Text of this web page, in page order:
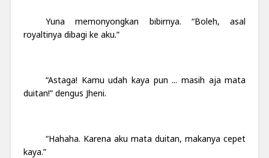
Yuna memonyongkan bibirnya. “Boleh, asal
royaltinya dibagi ke aku.”
“Astaga! Kamu udah kaya pun ... masih aja mata
duitan!” dengus Jheni.
“Hahaha. Karena aku mata duitan, makanya cepet
kaya.”